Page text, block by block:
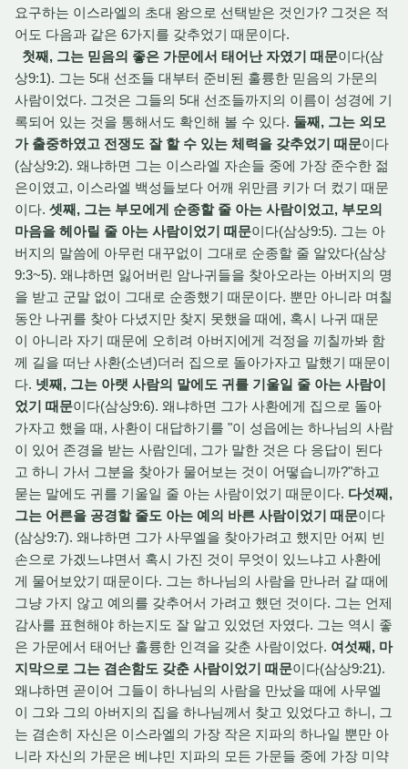
요구하는 이스라엘의 초대 왕으로 선택받은 것인가? 그것은 적
어도 다음과 같은 6가지를 갖추었기 때문이다.
첫째, 그는 믿음의 좋은 가문에서 태어난 자였기 때문이다(삼
상9:1). 그는 5대 선조들 대부터 준비된 훌륭한 믿음의 가문의
사람이었다. 그것은 그들의 5대 선조들까지의 이름이 성경에 기
록되어 있는 것을 통해서도 확인해 볼 수 있다. 둘째, 그는 외모
가 출중하였고 전쟁도 잘 할 수 있는 체력을 갖추었기 때문이다
(삼상9:2). 왜냐하면 그는 이스라엘 자손들 중에 가장 준수한 젊
은이였고, 이스라엘 백성들보다 어깨 위만큼 키가 더 컸기 때문
이다. 셋째, 그는 부모에게 순종할 줄 아는 사람이었고, 부모의
마음을 헤아릴 줄 아는 사람이었기 때문이다(삼상9:5). 그는 아
버지의 말씀에 아무런 대꾸없이 그대로 순종할 줄 알았다(삼상
9:3~5). 왜냐하면 잃어버린 암나귀들을 찾아오라는 아버지의 명
을 받고 군말 없이 그대로 순종했기 때문이다. 뿐만 아니라 며칠
동안 나귀를 찾아 다녔지만 찾지 못했을 때에, 혹시 나귀 때문
이 아니라 자기 때문에 오히려 아버지에게 걱정을 끼칠까봐 함
께 길을 떠난 사환(소년)더러 집으로 돌아가자고 말했기 때문이
다. 넷째, 그는 아랫 사람의 말에도 귀를 기울일 줄 아는 사람이
었기 때문이다(삼상9:6). 왜냐하면 그가 사환에게 집으로 돌아
가자고 했을 때, 사환이 대답하기를 "이 성읍에는 하나님의 사람
이 있어 존경을 받는 사람인데, 그가 말한 것은 다 응답이 된다
고 하니 가서 그분을 찾아가 물어보는 것이 어떻습니까?"하고
묻는 말에도 귀를 기울일 줄 아는 사람이었기 때문이다. 다섯째,
그는 어른을 공경할 줄도 아는 예의 바른 사람이었기 때문이다
(삼상9:7). 왜냐하면 그가 사무엘을 찾아가려고 했지만 어찌 빈
손으로 가겠느냐면서 혹시 가진 것이 무엇이 있느냐고 사환에
게 물어보았기 때문이다. 그는 하나님의 사람을 만나러 갈 때에
그냥 가지 않고 예의를 갖추어서 가려고 했던 것이다. 그는 언제
감사를 표현해야 하는지도 잘 알고 있었던 자였다. 그는 역시 좋
은 가문에서 태어난 훌륭한 인격을 갖춘 사람이었다. 여섯째, 마
지막으로 그는 겸손함도 갖춘 사람이었기 때문이다(삼상9:21).
왜냐하면 곧이어 그들이 하나님의 사람을 만났을 때에 사무엘
이 그와 그의 아버지의 집을 하나님께서 찾고 있었다고 하니, 그
는 겸손히 자신은 이스라엘의 가장 작은 지파의 하나일 뿐만 아
니라 자신의 가문은 베냐민 지파의 모든 가문들 중에 가장 미약